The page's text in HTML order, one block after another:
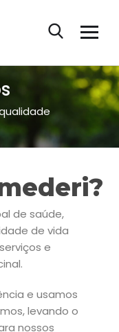
de saúde,
de vida
e
e usamos
levando o
nossos